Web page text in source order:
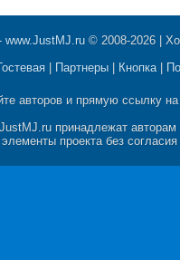
www.JustMJ.ru © 2008-2026 |
Партнеры Кнопка|
авторов и прямую ссылку на
принадлежат авторам
проекта без согласия